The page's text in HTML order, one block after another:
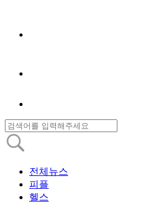
전체뉴스
피플
헬스